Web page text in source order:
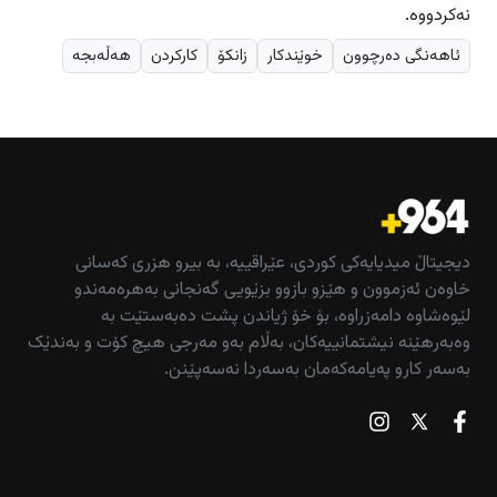
نەکردووە.
ئاهەنگی دەرچوون خوێندکار زانکۆ کارکردن هەڵەبجە
دیجیتاڵ میدیایەکی کوردی، عێراقییە، بە بیرو هزری کەسانی
خاوەن ئەزموون و هێزو بازوو بزێویی گەنجانی بەهرەمەندو
لێوەشاوە دامەزراوە، بۆ خۆ ژیاندن پشت دەبەستێت بە
وەبەرهێنە نیشتمانییەکان، بەڵام بەو مەرجی هیچ کۆت و بەندێک
بەسەر کارو پەیامەکەمان بەسەردا نەسەپێنن.